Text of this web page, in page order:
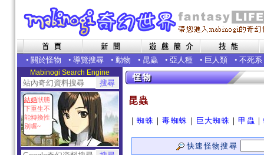
• 關於怪物 • 導覽搜尋 • 動物 • 昆蟲 • 亞人種 • 巨人類 • 不死系
Mabinogi Search Engine
結婚狀態
下重生不
能轉換性
別喔~
昆蟲
｜蜘蛛 ｜毒蜘蛛 ｜ 巨大蜘蛛 ｜甲蟲 ｜
快速怪物搜尋